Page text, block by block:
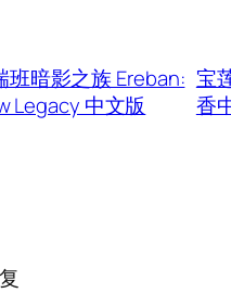
班暗影之族 Ereban:
Legacy 中文版
宝
香